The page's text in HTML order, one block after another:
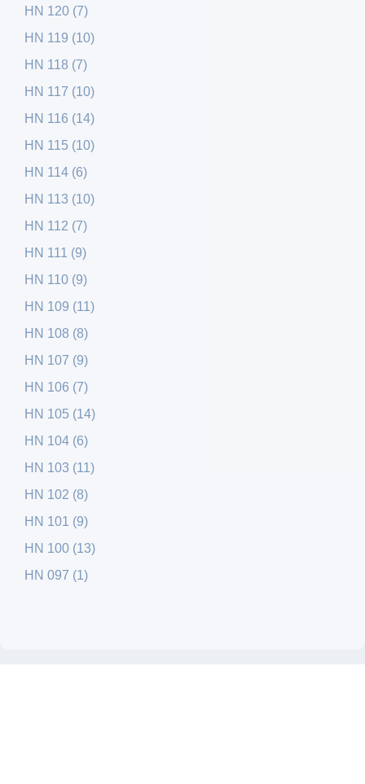
HN 120 (7)
HN 119 (10)
HN 118 (7)
HN 117 (10)
HN 116 (14)
HN 115 (10)
HN 114 (6)
HN 113 (10)
HN 112 (7)
HN 111 (9)
HN 110 (9)
HN 109 (11)
HN 108 (8)
HN 107 (9)
HN 106 (7)
HN 105 (14)
HN 104 (6)
HN 103 (11)
HN 102 (8)
HN 101 (9)
HN 100 (13)
HN 097 (1)